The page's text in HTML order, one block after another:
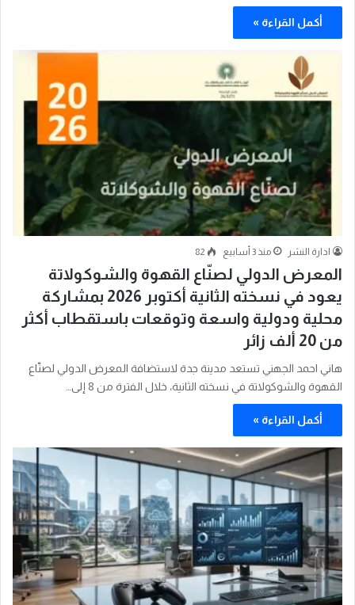
أكمل القراءة »
ادارة النشر منذ 3 أسابيع 82
المعرض الدولي لصنّاع القهوة والشوكولاتة
يعود في نسخته الثانية أكتوبر 2026 بمشاركة
محلية ودولية واسعة وتوقعات باستقطاب أكثر
من 20 ألف زائر
هاني احمد الجهني تستعد مدينة جدة لاستضافة المعرض الدولي لصنّاع
القهوة والشوكولاتة في نسخته الثانية، خلال الفترة من 8 إلى…
أكمل القراءة »